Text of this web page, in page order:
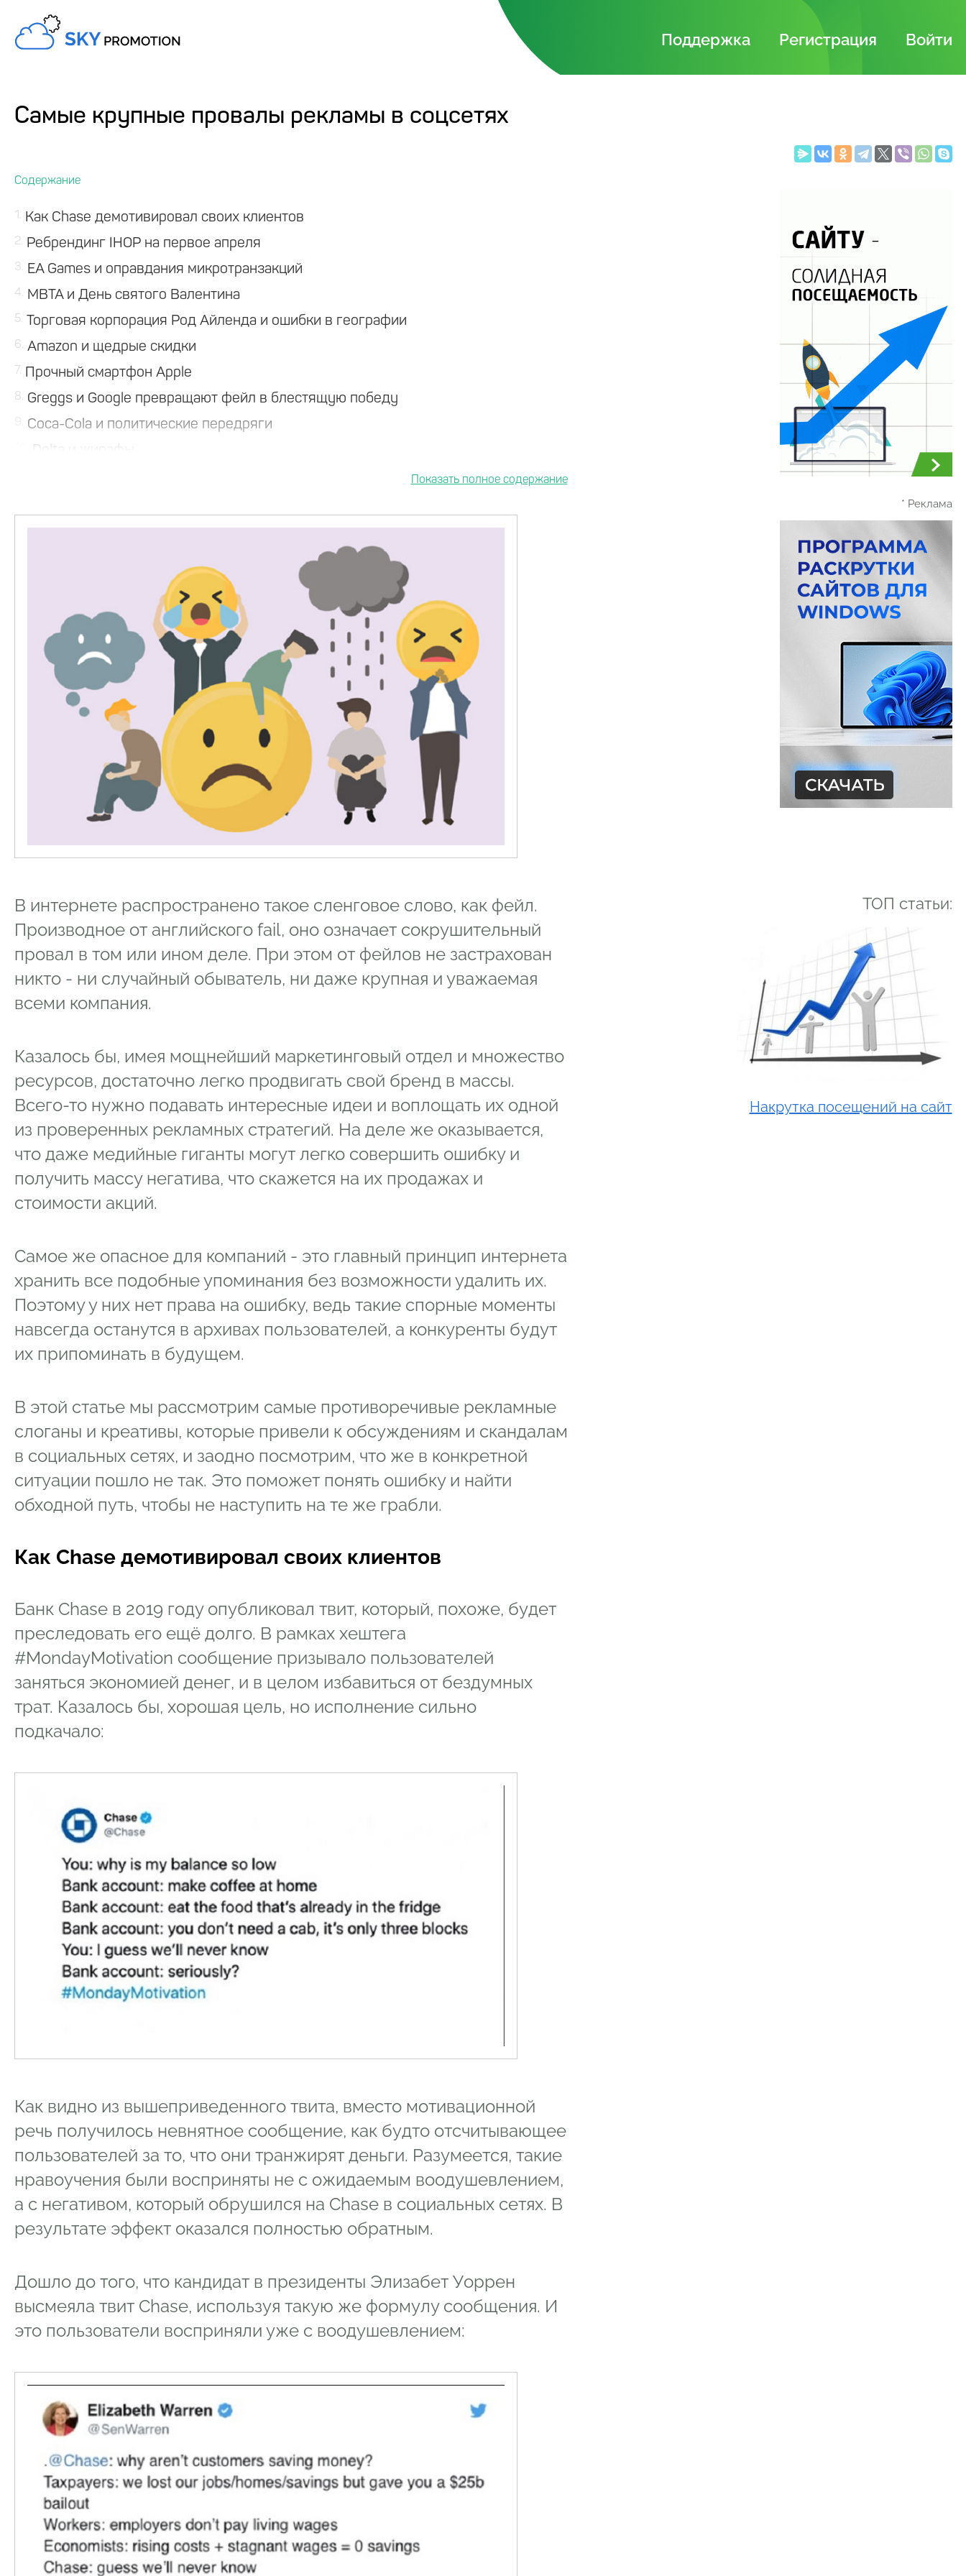
Поддержка Регистрация Войти
Самые крупные провалы рекламы в соцсетях
1 Как Chase демотивировал своих клиентов
2 Ребрендинг IHOP на первое апреля
3 EA Games и оправдания микротранзакций
4 MBTA и День святого Валентина
5 Торговая корпорация Род Айленда и ошибки в географии
6 Amazon и щедрые скидки
7 Прочный смартфон Apple
8 Greggs и Google превращают фейл в блестящую победу
Coca-Cola и политические передряги
В интернете распространено такое сленговое слово, как фейл.
Производное от английского fail, оно означает сокрушительный
провал в том или ином деле. При этом от фейлов не застрахован
никто - ни случайный обыватель, ни даже крупная и уважаемая
всеми компания.
Казалось бы, имея мощнейший маркетинговый отдел и множество
ресурсов, достаточно легко продвигать свой бренд в массы.
Всего-то нужно подавать интересные идеи и воплощать их одной
из проверенных рекламных стратегий. На деле же оказывается,
что даже медийные гиганты могут легко совершить ошибку и
получить массу негатива, что скажется на их продажах и
стоимости акций.
Самое же опасное для компаний - это главный принцип интернета
хранить все подобные упоминания без возможности удалить их.
Поэтому у них нет права на ошибку, ведь такие спорные моменты
навсегда останутся в архивах пользователей, а конкуренты будут
их припоминать в будущем.
В этой статье мы рассмотрим самые противоречивые рекламные
слоганы и креативы, которые привели к обсуждениям и скандалам
в социальных сетях, и заодно посмотрим, что же в конкретной
ситуации пошло не так. Это поможет понять ошибку и найти
обходной путь, чтобы не наступить на те же грабли.
Как Chase демотивировал своих клиентов
Банк Chase в 2019 году опубликовал твит, который, похоже, будет
преследовать его ещё долго. В рамках хештега
#MondayMotivation сообщение призывало пользователей
заняться экономией денег, и в целом избавиться от бездумных
трат. Казалось бы, хорошая цель, но исполнение сильно
подкачало:
Как видно из вышеприведенного твита, вместо мотивационной
речь получилось невнятное сообщение, как будто отсчитывающее
пользователей за то, что они транжирят деньги. Разумеется, такие
нравоучения были восприняты не с ожидаемым воодушевлением,
а с негативом, который обрушился на Chase в социальных сетях. В
результате эффект оказался полностью обратным.
Дошло до того, что кандидат в президенты Элизабет Уоррен
высмеяла твит Chase, используя такую же формулу сообщения. И
это пользователи восприняли уже с воодушевлением:
* Реклама
ТОП статьи:
Накрутка посещений на сайт